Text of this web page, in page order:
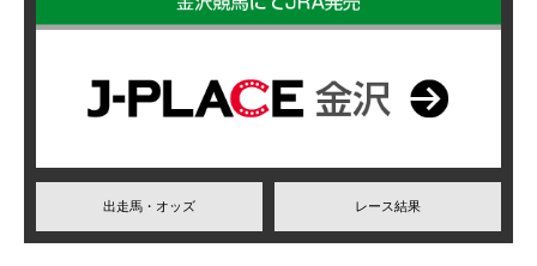
出走馬・オッズ レース結果